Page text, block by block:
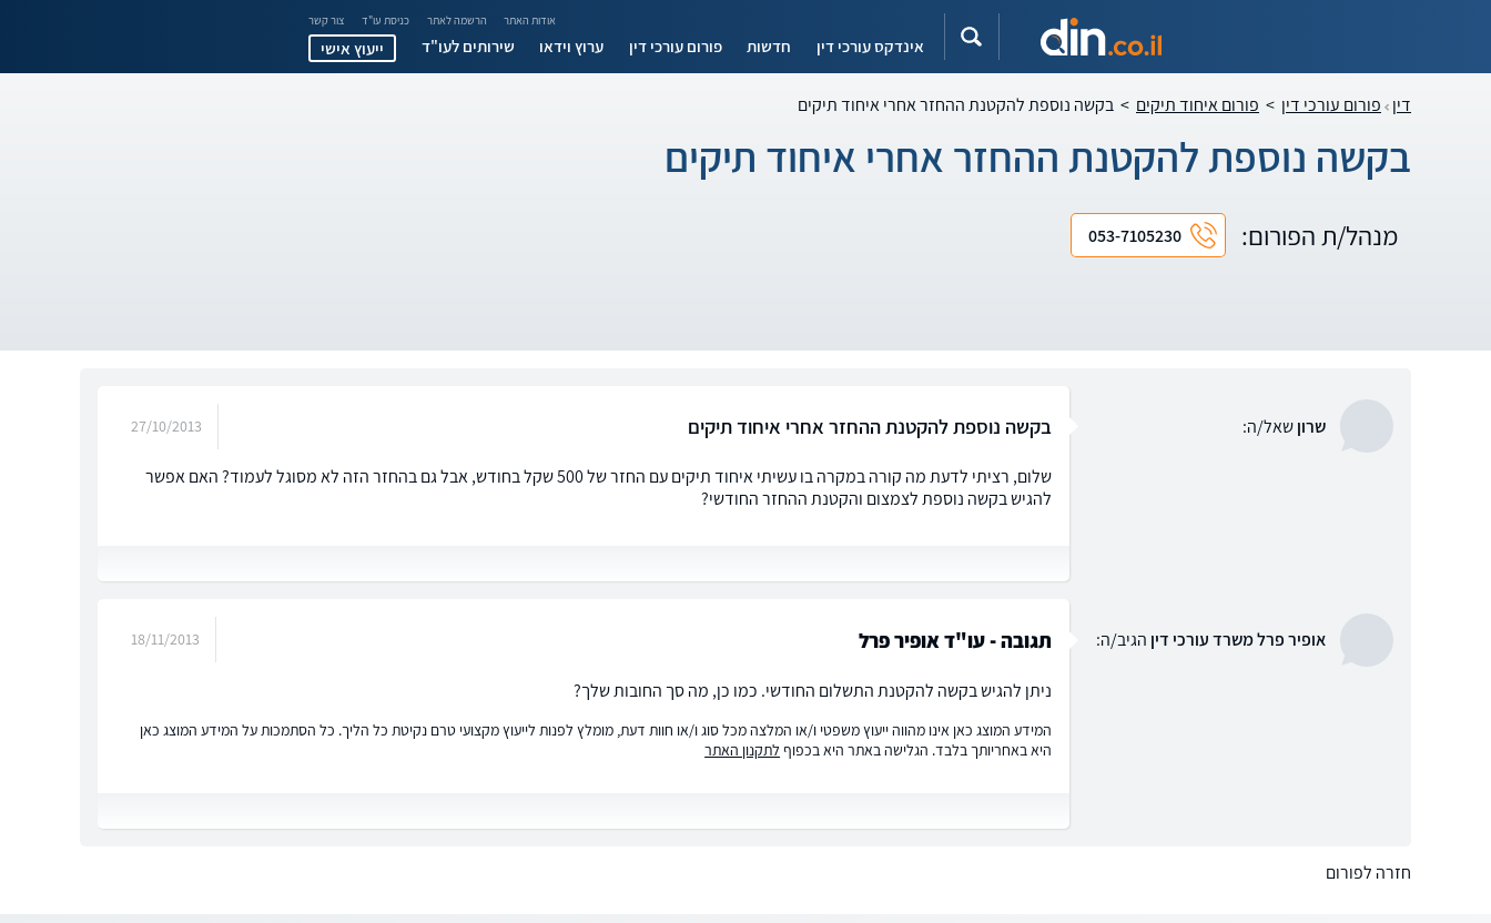
אודות האתר הרשמה לאתר כניסת עו"ד צור קשר
אינדקס עורכי דין חדשות פורום עורכי דין ערוץ וידאו שירותים לעו"ד ייעוץ אישי
דין פורום עורכי דין > פורום איחוד תיקים > בקשה נוספת להקטנת ההחזר אחרי איחוד תיקים
בקשה נוספת להקטנת ההחזר אחרי איחוד תיקים
מנהל/ת הפורום: 053-7105230
שרוןשאל/ה: בקשה נוספת להקטנת ההחזר אחרי איחוד תיקים 27/10/2013
שלום, רציתי לדעת מה קורה במקרה בו עשיתי איחוד תיקים עם החזר של 500 שקל בחודש, אבל גם בהחזר הזה לא מסוגל לעמוד? האם אפשר
להגיש בקשה נוספת לצמצום והקטנת ההחזר החודשי?
אופיר פרל משרד עורכי דין הגיב/ה: תגובה - עו"ד אופיר פרל 18/11/2013
ניתן להגיש בקשה להקטנת התשלום החודשי. כמו כן, מה סך החובות שלך?
המידע המוצג כאן אינו מהווה ייעוץ משפטי ו/או המלצה מכל סוג ו/או חוות דעת, מומלץ לפנות לייעוץ מקצועי טרם נקיטת כל הליך. כל הסתמכות על המידע המוצג כאן
היא באחריותך בלבד. הגלישה באתר היא בכפוף לתקנון האתר
חזרה לפורום